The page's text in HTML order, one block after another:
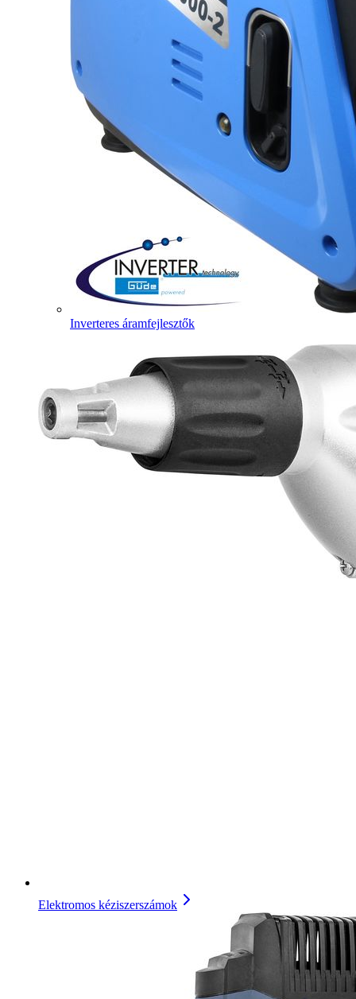
Inverteres áramfejlesztők
Elektromos kéziszerszámok